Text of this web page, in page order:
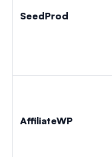
SeedProd
AffiliateWP